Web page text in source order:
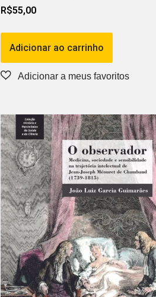
R$55,00
Adicionar ao carrinho